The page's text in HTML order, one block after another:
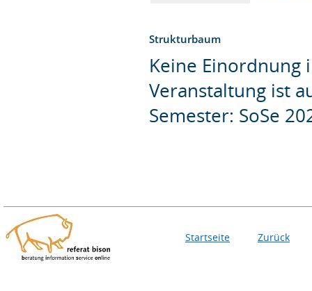
Strukturbaum
Keine Einordnung
Veranstaltung ist
Semester: SoSe
Startseite Zurück